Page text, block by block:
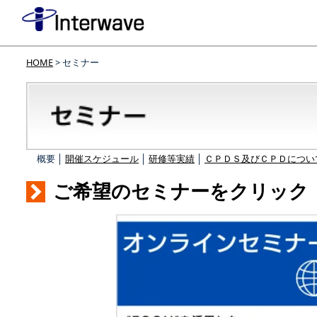
HOME> セミナー
概要 │ 開催スケジュール 研修等実績 ＣＰＤＳ及びＣＰＤにつ
ご希望のセミナーをクリック